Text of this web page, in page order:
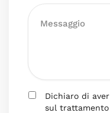
Dichiaro di
sul